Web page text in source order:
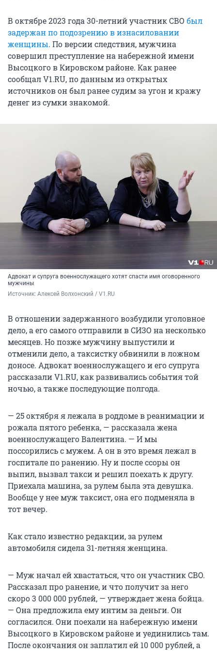
В октябре 2023 года 30-летний участник СВО был
задержан по подозрению в изнасиловании
женщины. По версии следствия, мужчина
совершил преступление на набережной имени
Высоцкого в Кировском районе. Как ранее
сообщал V1.RU, по данным из открытых
источников он был ранее судим за угон и кражу
денег из сумки знакомой.
Адвокат и супруга военнослужащего хотят спасти имя оговоренного
мужчины
Источник: Алексей Волхонский / V1.RU
В отношении задержанного возбудили уголовное
дело, а его самого отправили в СИЗО на несколько
месяцев. Но позже мужчину выпустили и
отменили дело, а таксистку обвинили в ложном
доносе. Адвокат военнослужащего и его супруга
рассказали V1.RU, как развивались события той
ночью, а также последующие полгода.
— 25 октября я лежала в роддоме в реанимации и
рожала пятого ребенка, — рассказала жена
военнослужащего Валентина. — И мы
поссорились с мужем. А он в это время лежал в
госпитале по ранению. Ну и после ссоры он
выпил, вызвал такси и решил поехать к другу.
Приехала машина, за рулем была эта девушка.
Вообще у нее муж таксист, она его подменяла в
тот вечер.
Как стало известно редакции, за рулем
автомобиля сидела 31-летняя женщина.
— Муж начал ей хвастаться, что он участник СВО.
Рассказал про ранение, и что получит за него
скоро 3 000 000 рублей, — утверждает жена бойца.
— Она предложила ему интим за деньги. Он
согласился. Они поехали на набережную имени
Высоцкого в Кировском районе и уединились там.
После окончания он заплатил ей 10 000 рублей, а